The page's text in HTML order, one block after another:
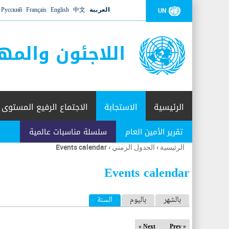
UN العربية 中文
English
Français
Русский
اللاجئون
الرئيسية الاستجابة
تقرير الأمين العام سلسلة مناسبات عالمية
الاجتماع الرفيع المستوى
أنت
هنا
الرئيسية › الجدول الزمني ›
Events calendar
Events calendar
ا
ل
بالشهر باليوم السنة (علامة التبويب النشطة)